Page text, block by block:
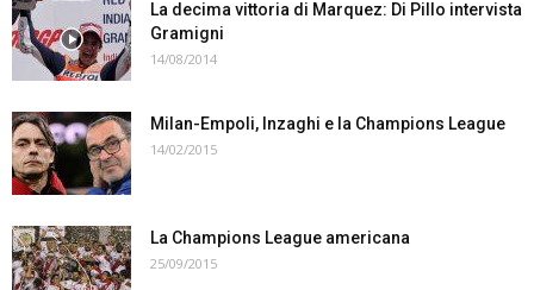
La decima vittoria di Marquez: Di Pillo intervista
Gramigni
14/08/2014
Milan-Empoli, Inzaghi e la Champions League
14/02/2015
La Champions League americana
25/09/2015